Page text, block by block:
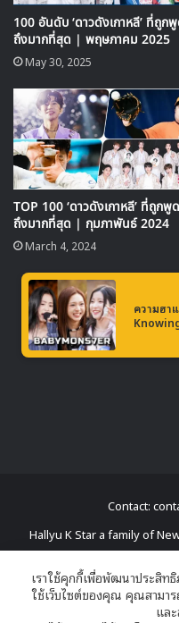
Beyond the Bar
Contact:
Hallyu K Star a family of
เราใช้คุกกี้เพื่อพัฒนาประสิท
ใช้เว็บไซต์ของคุณ คุณสามา
แล